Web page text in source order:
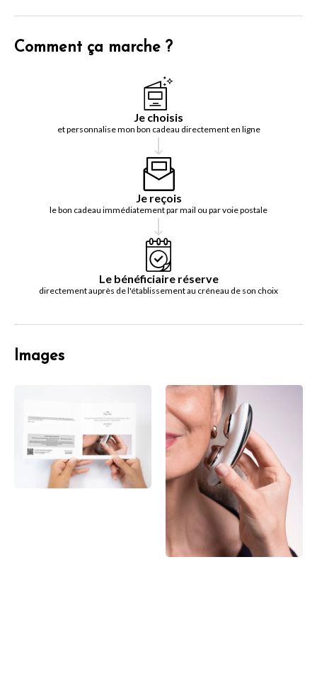
Comment ça marche ?
Je choisis
et personnalise mon bon cadeau directement en ligne
Je reçois
le bon cadeau immédiatement par mail ou par voie postale
Le bénéficiaire réserve
directement auprès de l'établissement au créneau de son choix
Images